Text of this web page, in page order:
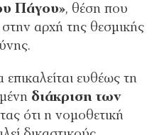
Πάγου», θέση που
στην αρχή της θεσμικής
ευθέως τη
διάκριση των
ότι η νομοθετική